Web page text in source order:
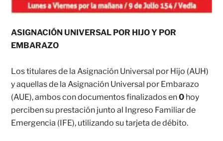
ASIGNACIÓN UNIVERSAL POR HIJO Y POR
EMBARAZO
Los titulares de la Asignación Universal por Hijo (AUH)
y aquellas de la Asignación Universal por Embarazo
(AUE), ambos con documentos finalizados en0 hoy
perciben su prestación junto al Ingreso Familiar de
Emergencia (IFE), utilizando su tarjeta de débito.